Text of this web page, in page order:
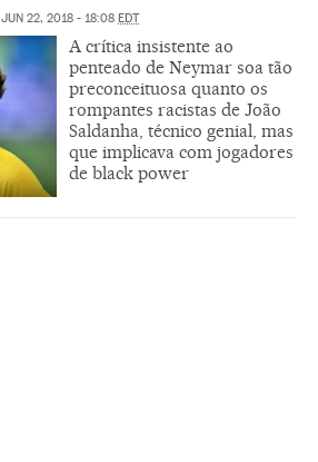
JUN 22, 2018 - 18:08 EDT
A crítica insistente ao
penteado de Neymar soa tão
preconceituosa quanto os
rompantes racistas de João
Saldanha, técnico genial, mas
que implicava com jogadores
de black power